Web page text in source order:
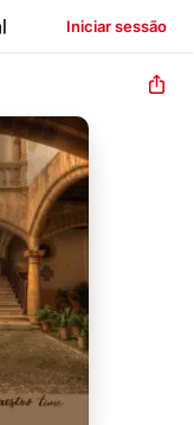
Iniciar sessão